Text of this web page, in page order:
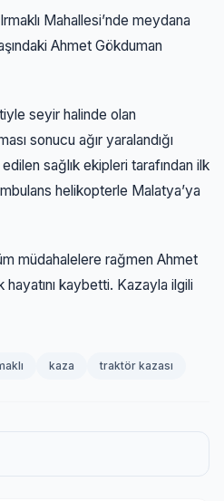
Mahallesi’nde meydana
Ahmet Gökduman
seyir halinde olan
sonucu ağır yaralandığı
sağlık ekipleri tarafından ilk
helikopterle Malatya’ya
müdahalelere rağmen Ahmet
hayatını kaybetti. Kazayla ilgili
kaza traktör kazası